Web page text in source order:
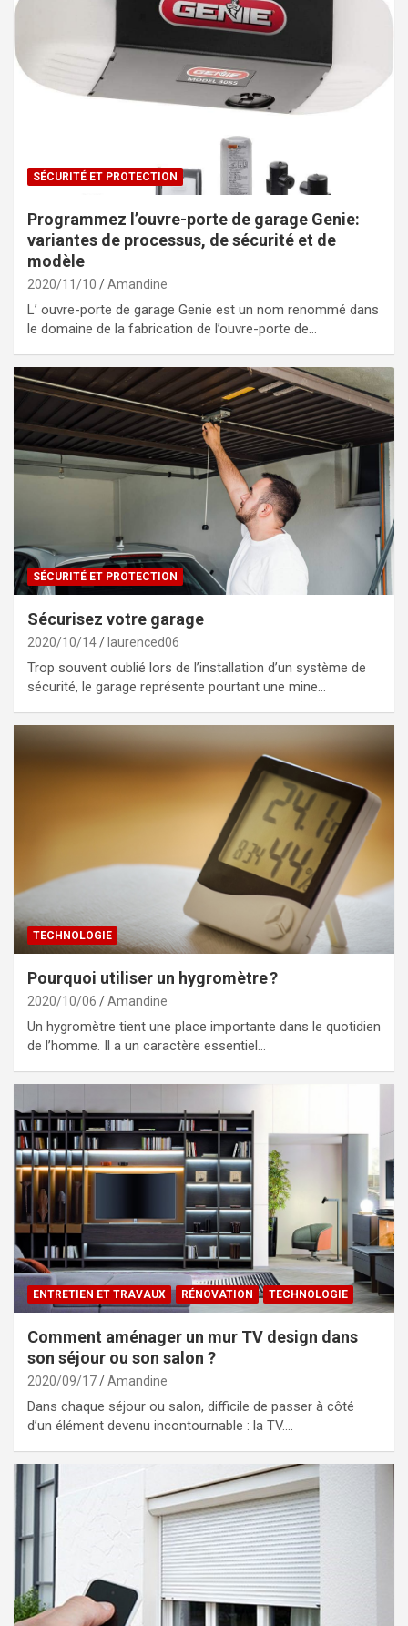
SÉCURITÉ ET PROTECTION
Programmez l’ouvre-porte de garage Genie:
variantes de processus, de sécurité et de
modèle
2020/11/10 Amandine
L’ ouvre-porte de garage Genie est un nom renommé dans
le domaine de la fabrication de l’ouvre-porte de…
SÉCURITÉ ET PROTECTION
Sécurisez votre garage
2020/10/14 laurenced06
Trop souvent oublié lors de l’installation d’un système de
sécurité, le garage représente pourtant une mine…
TECHNOLOGIE
Pourquoi utiliser un hygromètre ?
2020/10/06 Amandine
Un hygromètre tient une place importante dans le quotidien
de l’homme. Il a un caractère essentiel…
ENTRETIEN ET TRAVAUX RÉNOVATION TECHNOLOGIE
Comment aménager un mur TV design dans
son séjour ou son salon ?
2020/09/17 Amandine
Dans chaque séjour ou salon, difficile de passer à côté
d’un élément devenu incontournable : la TV.…